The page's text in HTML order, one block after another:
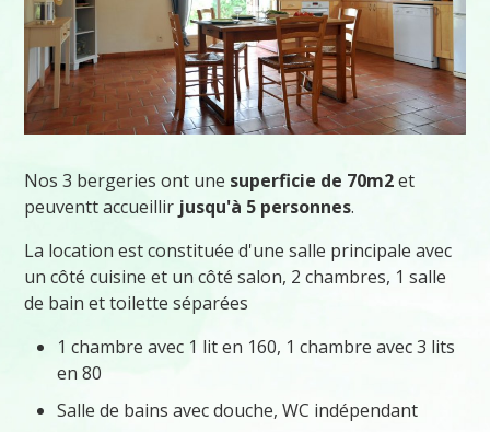
Nos 3 bergeries ont une superficie de 70m2et
peuventt accueillir jusqu'à 5 personnes.
La location est constituée d'une salle principale avec
un côté cuisine et un côté salon, 2 chambres, 1 salle
de bain et toilette séparées
1 chambre avec 1 lit en 160, 1 chambre avec 3 lits
en 80
Salle de bains avec douche, WC indépendant